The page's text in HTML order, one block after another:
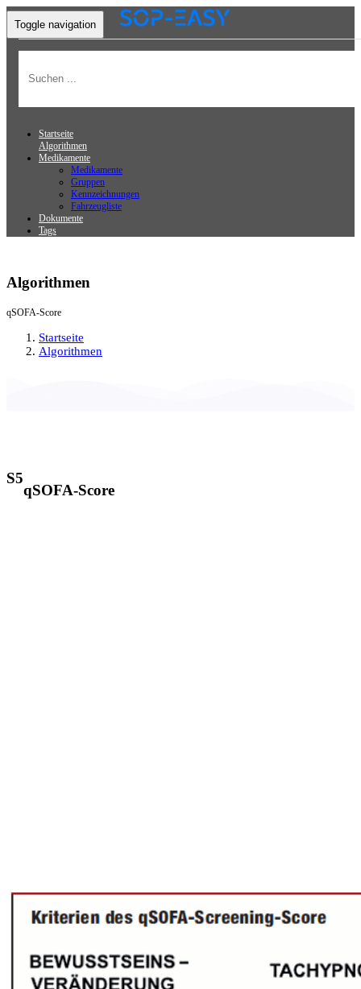
Toggle navigation
Startseite
Algorithmen
Medikamente
Medikamente
Gruppen
Kennzeichnungen
Fahrzeugliste
Dokumente
Tags
Algorithmen
qSOFA-Score
Startseite
Algorithmen
S5
qSOFA-Score